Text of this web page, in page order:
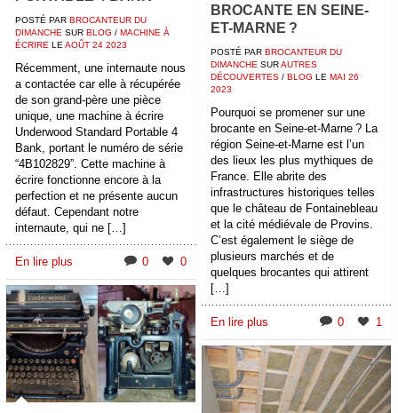
POSTÉ PAR BROCANTEUR DU
DIMANCHE SUR BLOG / MACHINE À
ÉCRIRE LE AOÛT 24 2023
Récemment, une internaute nous
a contactée car elle à récupérée
de son grand-père une pièce
unique, une machine à écrire
Underwood Standard Portable 4
Bank, portant le numéro de série
“4B102829”. Cette machine à
écrire fonctionne encore à la
perfection et ne présente aucun
défaut. Cependant notre
internaute, qui ne […]
En lire plus 0 0
BROCANTE EN SEINE-
ET-MARNE ?
POSTÉ PAR BROCANTEUR DU
DIMANCHE SURAUTRES
DÉCOUVERTES / BLOG LE MAI 26
2023
Pourquoi se promener sur une
brocante en Seine-et-Marne ? La
région Seine-et-Marne est l’un
des lieux les plus mythiques de
France. Elle abrite des
infrastructures historiques telles
que le château de Fontainebleau
et la cité médiévale de Provins.
C’est également le siège de
plusieurs marchés et de
quelques brocantes qui attirent
[…]
En lire plus 0 1